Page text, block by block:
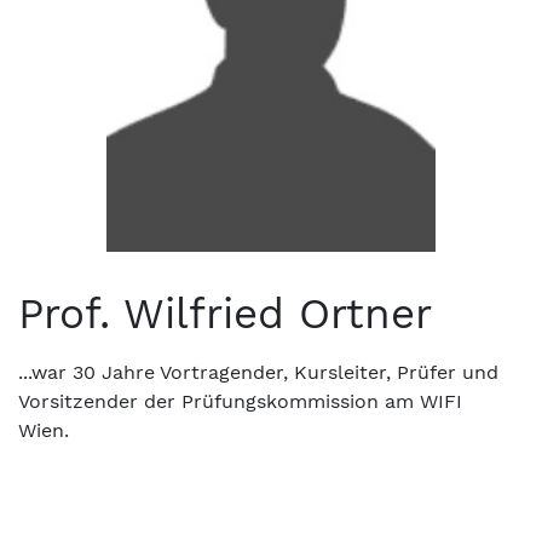
Prof. Wilfried Ortner
...war 30 Jahre Vortragender, Kursleiter, Prüfer und
Vorsitzender der Prüfungskommission am WIFI
Wien.